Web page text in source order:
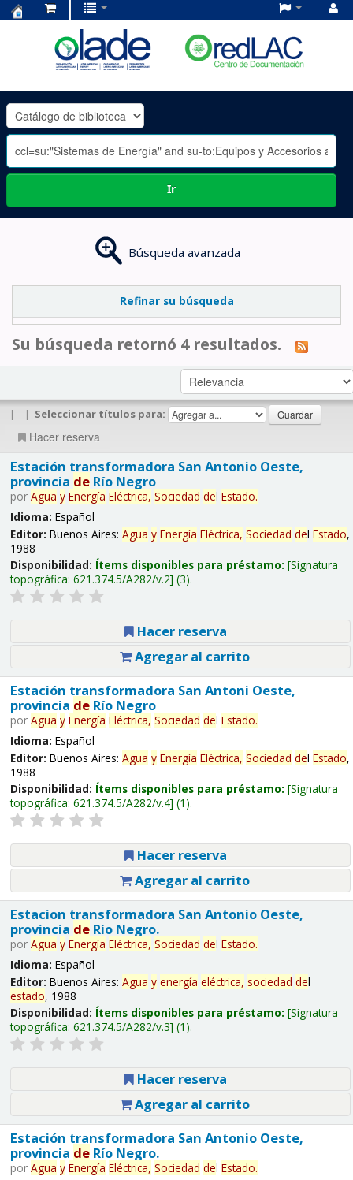
OLADE
-
Ir
Búsqueda avanzada
Refinar su búsqueda
Su búsqueda retornó 4 resultados.
| | Seleccionar títulos para:
Hacer reserva
Estación transformadora San Antonio Oeste,
provincia deRío Negro
por Agua y Energía Eléctrica, Sociedad del Estado.
Idioma: Español
Editor: Buenos Aires: Agua y Energía Eléctrica, Sociedad del Estado,
1988
Disponibilidad: Ítems disponibles para préstamo: Signatura
topográfica: 621.374.5/A282/v.2 (3).
Hacer reserva
Agregar al carrito
Estación transformadora San Antoni Oeste,
provincia deRío Negro
por Agua y Energía Eléctrica, Sociedad del Estado.
Idioma: Español
Editor: Buenos Aires: Agua y Energía Eléctrica, Sociedad del Estado,
1988
Disponibilidad: Ítems disponibles para préstamo: Signatura
topográfica: 621.374.5/A282/v.4 (1).
Hacer reserva
Agregar al carrito
Estacion transformadora San Antonio Oeste,
provincia deRío Negro.
por Agua y Energía Eléctrica, Sociedad del Estado.
Idioma: Español
Editor: Buenos Aires: Agua y energía eléctrica, sociedad del
estado, 1988
Disponibilidad: Ítems disponibles para préstamo: Signatura
topográfica: 621.374.5/A282/v.3 (1).
Hacer reserva
Agregar al carrito
Estación transformadora San Antonio Oeste,
provincia deRío Negro.
por Agua y Energía Eléctrica, Sociedad del Estado.